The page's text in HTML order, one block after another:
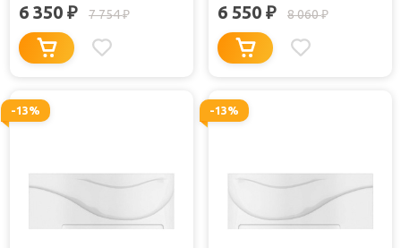
6 350 ₽ 7 754₽ 6 550 ₽ 8 060₽
-13% -13%